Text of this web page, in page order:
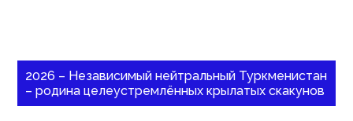
2026 – Независимый нейтральный Туркменистан
– родина целеустремлённых крылатых скакунов